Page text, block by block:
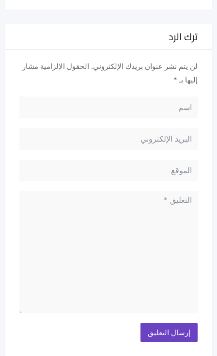
ترك الرد
لن يتم نشر عنوان بريدك الإلكتروني. الحقول الإلزامية مشار
إليها بـ *